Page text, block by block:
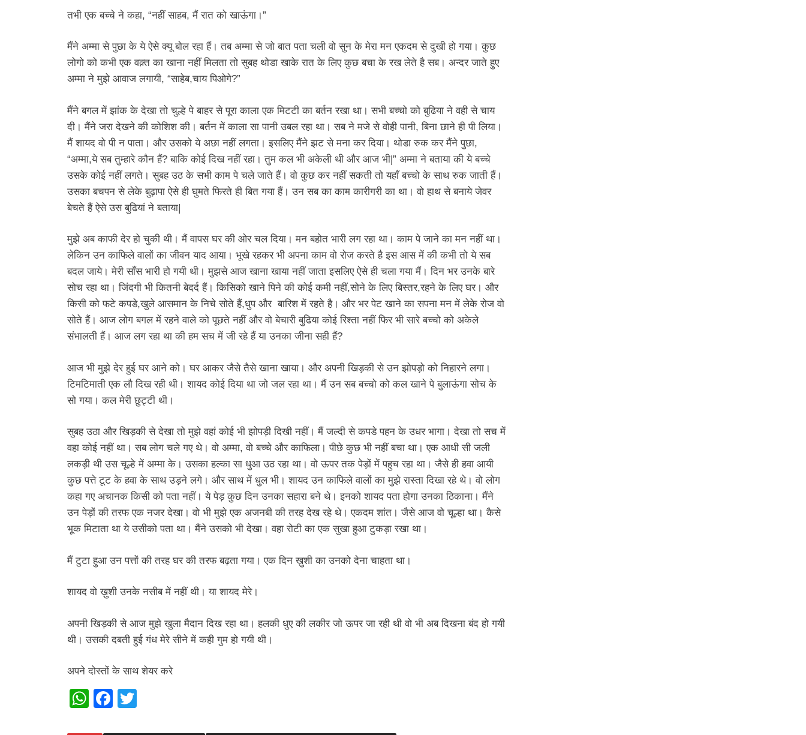
तभी एक बच्चे ने कहा, “नहीं साहब, मैं रात को खाऊंगा।”
मैंने अम्मा से पुछा के ये ऐसे क्यू बोल रहा हैं। तब अम्मा से जो बात पता चली वो सुन के मेरा मन एकदम से दुखी हो गया। कुछ
लोगो को कभी एक वक़्त का खाना नहीं मिलता तो सुबह थोडा खाके रात के लिए कुछ बचा के रख लेते है सब। अन्दर जाते हुए
अम्मा ने मुझे आवाज लगायी, “साहेब,चाय पिओगे?”
मैंने बगल में झांक के देखा तो चुल्हे पे बाहर से पूरा काला एक मिटटी का बर्तन रखा था। सभी बच्चो को बुढिया ने वही से चाय
दी। मैंने जरा देखने की कोशिश की। बर्तन में काला सा पानी उबल रहा था। सब ने मजे से वोही पानी, बिना छाने ही पी लिया।
मैं शायद वो पी न पाता। और उसको ये अछा नहीं लगता। इसलिए मैंने झट से मना कर दिया। थोडा रुक कर मैंने पुछा,
“अम्मा,ये सब तुम्हारे कौन हैं? बाकि कोई दिख नहीं रहा। तुम कल भी अकेली थी और आज भी|” अम्मा ने बताया की ये बच्चे
उसके कोई नहीं लगते। सुबह उठ के सभी काम पे चले जाते हैं। वो कुछ कर नहीं सकती तो यहाँ बच्चो के साथ रुक जाती हैं।
उसका बचपन से लेके बुढ़ापा ऐसे ही घुमते फिरते ही बित गया हैं। उन सब का काम कारीगरी का था। वो हाथ से बनाये जेवर
बेचते हैं ऐसे उस बुढियां ने बताया|
मुझे अब काफी देर हो चुकी थी। मैं वापस घर की ओर चल दिया। मन बहोत भारी लग रहा था। काम पे जाने का मन नहीं था।
लेकिन उन काफिले वालों का जीवन याद आया। भूखे रहकर भी अपना काम वो रोज करते है इस आस में की कभी तो ये सब
बदल जाये। मेरी साँस भारी हो गयी थी। मुझसे आज खाना खाया नहीं जाता इसलिए ऐसे ही चला गया मैं। दिन भर उनके बारे
सोच रहा था। जिंदगी भी कितनी बेदर्द हैं। किसिको खाने पिने की कोई कमी नहीं,सोने के लिए बिस्तर,रहने के लिए घर। और
किसी को फटे कपडे,खुले आसमान के निचे सोते हैं,धुप और बारिश में रहते है। और भर पेट खाने का सपना मन में लेके रोज वो
सोते हैं। आज लोग बगल में रहने वाले को पूछते नहीं और वो बेचारी बुढिया कोई रिश्ता नहीं फिर भी सारे बच्चो को अकेले
संभालती हैं। आज लग रहा था की हम सच में जी रहे हैं या उनका जीना सही हैं?
आज भी मुझे देर हुई घर आने को। घर आकर जैसे तैसे खाना खाया। और अपनी खिड़की से उन झोपड़ो को निहारने लगा।
टिमटिमाती एक लौ दिख रही थी। शायद कोई दिया था जो जल रहा था। मैं उन सब बच्चो को कल खाने पे बुलाऊंगा सोच के
सो गया। कल मेरी छुट्टी थी।
सुबह उठा और खिड़की से देखा तो मुझे वहां कोई भी झोपड़ी दिखी नहीं। मैं जल्दी से कपडे पहन के उधर भागा। देखा तो सच में
वहा कोई नहीं था। सब लोग चले गए थे। वो अम्मा, वो बच्चे और काफिला। पीछे कुछ भी नहीं बचा था। एक आधी सी जली
लकड़ी थी उस चूल्हे में अम्मा के। उसका हल्का सा धुआ उठ रहा था। वो ऊपर तक पेड़ों में पहुच रहा था। जैसे ही हवा आयी
कुछ पत्ते टूट के हवा के साथ उड़ने लगे। और साथ में धुल भी। शायद उन काफिले वालों का मुझे रास्ता दिखा रहे थे। वो लोग
कहा गए अचानक किसी को पता नहीं। ये पेड़ कुछ दिन उनका सहारा बने थे। इनको शायद पता होगा उनका ठिकाना। मैंने
उन पेड़ों की तरफ एक नजर देखा। वो भी मुझे एक अजनबी की तरह देख रहे थे। एकदम शांत। जैसे आज वो चूल्हा था। कैसे
भूक मिटाता था ये उसीको पता था। मैंने उसको भी देखा। वहा रोटी का एक सुखा हुआ टुकड़ा रखा था।
मैं टुटा हुआ उन पत्तों की तरह घर की तरफ बढ़ता गया। एक दिन ख़ुशी का उनको देना चाहता था।
शायद वो ख़ुशी उनके नसीब में नहीं थी। या शायद मेरे।
अपनी खिड़की से आज मुझे खुला मैदान दिख रहा था। हलकी धुए की लकीर जो ऊपर जा रही थी वो भी अब दिखना बंद हो गयी
थी। उसकी दबती हुई गंध मेरे सीने में कही गुम हो गयी थी।
अपने दोस्तों के साथ शेयर करे
W
F